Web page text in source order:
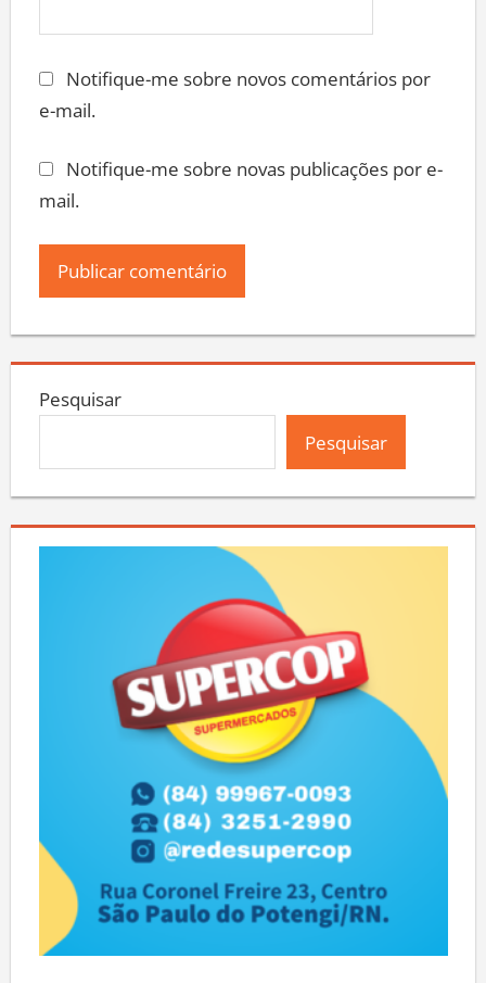
Notifique-me sobre novos comentários por
e-mail.
Notifique-me sobre novas publicações por e-
mail.
Pesquisar
Pesquisar